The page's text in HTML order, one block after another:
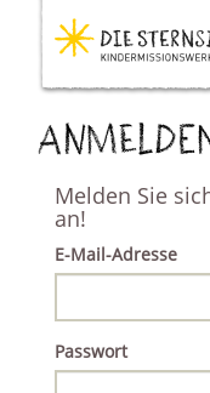
Melden Sie
an!
E-Mail-Adresse
Passwort